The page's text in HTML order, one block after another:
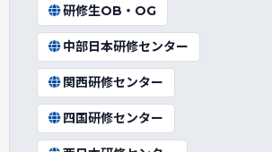
研修生OB・OG
中部日本研修センター
関西研修センター
四国研修センター